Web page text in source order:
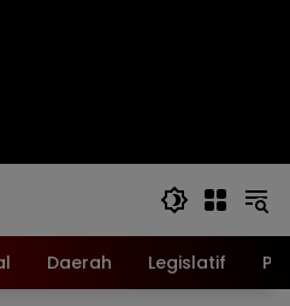
Daerah Legislatif